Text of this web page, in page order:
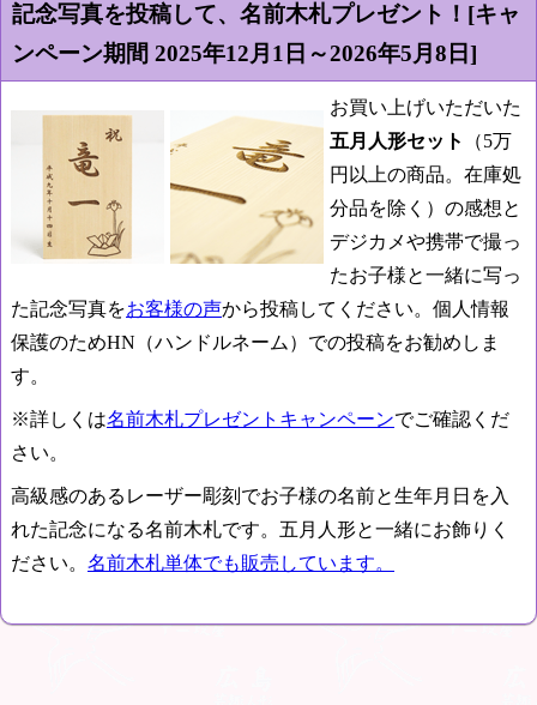
記念写真を投稿して、名前木札プレゼント！[キャ
ンペーン期間 2025年12月1日～2026年5月8日]
お買い上げいただいた
五月人形セット
（5万
円以上の商品。在庫処
分品を除く）の感想と
デジカメや携帯で撮っ
たお子様と一緒に写っ
た記念写真をお客様の声から投稿してください。個人情報
保護のためHN（ハンドルネーム）での投稿をお勧めしま
す。
※詳しくは名前木札プレゼントキャンペーンでご確認くだ
さい。
高級感のあるレーザー彫刻でお子様の名前と生年月日を入
れた記念になる名前木札です。五月人形と一緒にお飾りく
ださい。 名前木札単体でも販売しています。